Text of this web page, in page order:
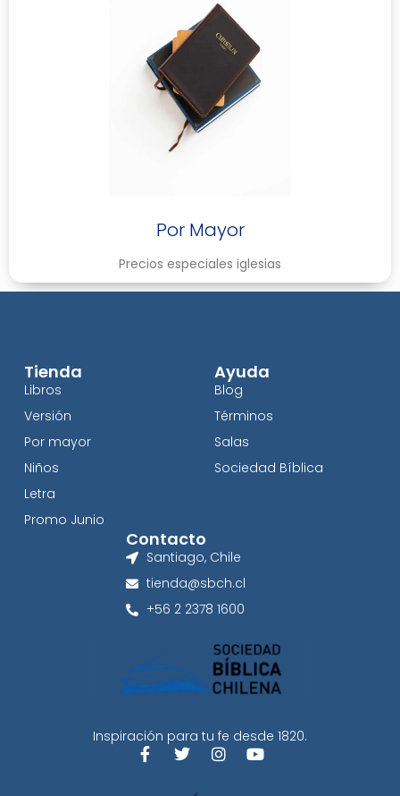
Por Mayor
Precios especiales iglesias
Inspiración para tu fe desde 1820.
Tienda
Libros
Versión
Por mayor
Niños
Letra
Promo Junio
Ayuda
Blog
Términos
Salas
Sociedad Bíblica
Contacto
Santiago, Chile
tienda@sbch.cl
+56 2 2378 1600